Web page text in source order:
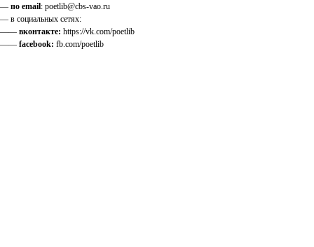
— по email: poetlib@cbs-vao.ru
— в социальных сетях:
—— вконтакте: https://vk.com/poetlib
—— facebook: fb.com/poetlib